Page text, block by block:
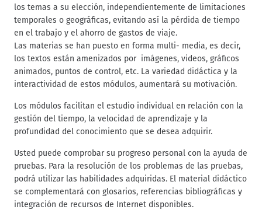
los temas a su elección, independientemente de limitaciones
temporales o geográficas, evitando así la pérdida de tiempo
en el trabajo y el ahorro de gastos de viaje.
Las materias se han puesto en forma multi- media, es decir,
los textos están amenizados por imágenes, videos, gráficos
animados, puntos de control, etc. La variedad didáctica y la
interactividad de estos módulos, aumentará su motivación.
Los módulos facilitan el estudio individual en relación con la
gestión del tiempo, la velocidad de aprendizaje y la
profundidad del conocimiento que se desea adquirir.
Usted puede comprobar su progreso personal con la ayuda de
pruebas. Para la resolución de los problemas de las pruebas,
podrá utilizar las habilidades adquiridas. El material didáctico
se complementará con glosarios, referencias bibliográficas y
integración de recursos de Internet disponibles.